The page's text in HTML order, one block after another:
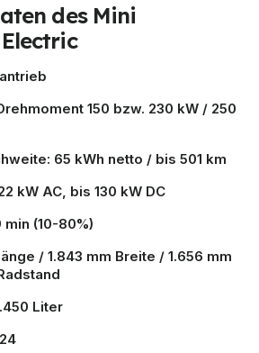
des Mini
150 bzw. 230 kW / 250
65 kWh netto / bis 501 km
kW AC, bis 130 kW DC
(10-80%)
/ 1.843 mm Breite / 1.656 mm
Liter